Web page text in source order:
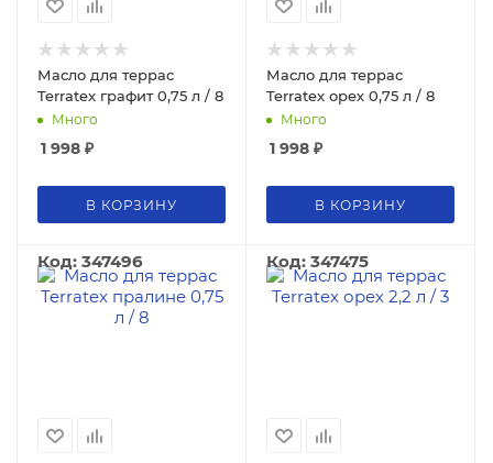
Масло для террас
Terratex графит 0,75 л / 8
Много
1 998 ₽
В КОРЗИНУ
Масло для террас
Terratex орех 0,75 л / 8
Много
1 998 ₽
В КОРЗИНУ
Код: 347496 Код: 347475